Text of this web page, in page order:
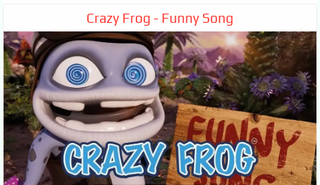
Crazy Frog - Funny Song